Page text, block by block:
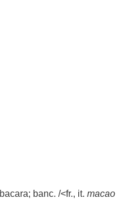
bacara; banc. /<fr., it. macao